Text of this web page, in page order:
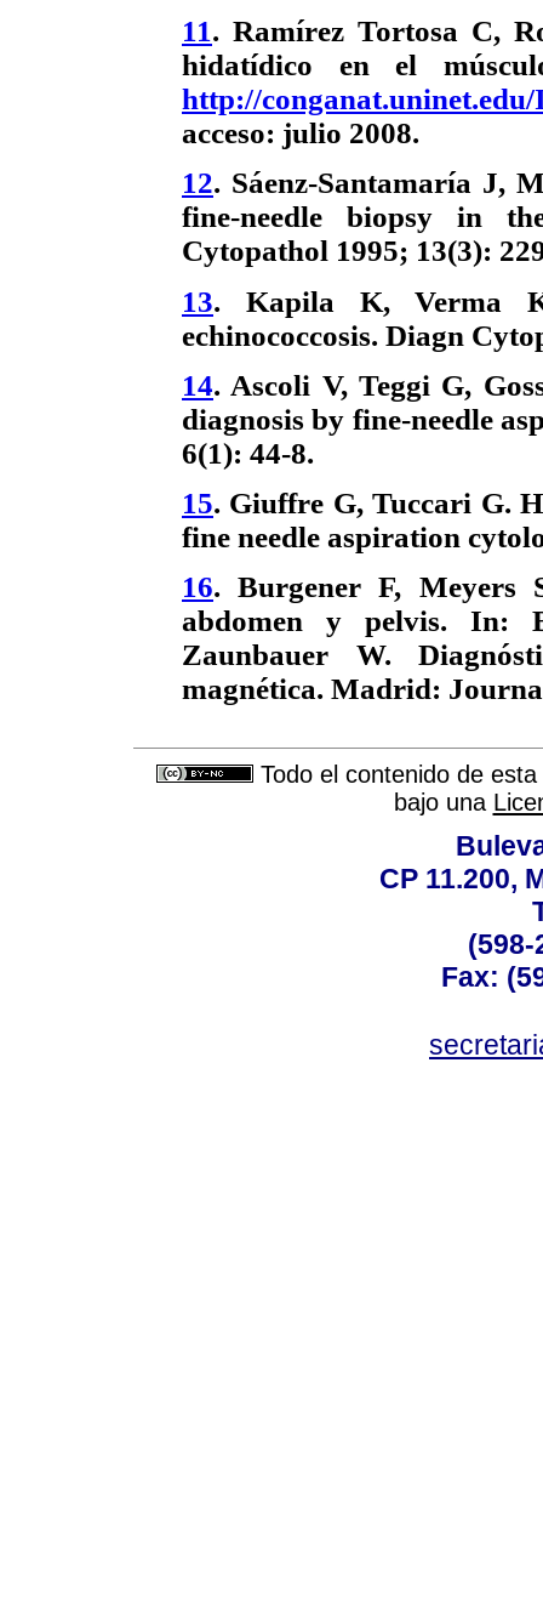
11. Ramírez Tortosa C,
hidatídico en el
http://
acceso: julio 2008.
12. Sáenz-Santamaría J,
fine-needle biopsy in
Cytopathol 1995; 13(3):
13. Kapila K, Verma
echinococcosis. Diagn
14. Ascoli V, Teggi G,
diagnosis by fine-needle
6(1): 44-8.
15. Giuffre G, Tuccari G.
fine needle aspiration
16. Burgener F, Meyers
abdomen y pelvis. In:
Zaunbauer W.
magnética. Madrid:
Todo el contenido de
bajo una
CP 11.200,
(598-
Fax: